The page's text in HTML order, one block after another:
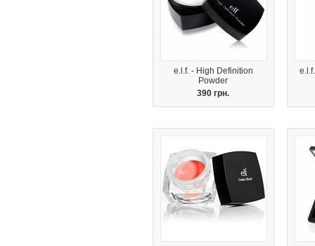
e.l.f. - High Definition
Powder
390 грн.